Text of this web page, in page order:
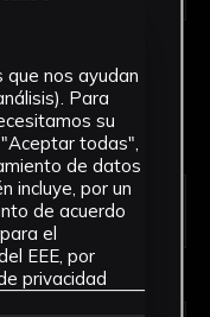
que nos ayudan
Para
su
todas",
de datos
incluye, por un
de acuerdo
el
EEE, por
privacidad